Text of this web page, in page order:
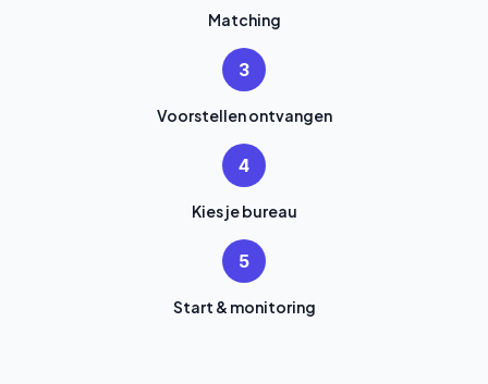
Matching
3
Voorstellen ontvangen
4
Kies je bureau
5
Start & monitoring